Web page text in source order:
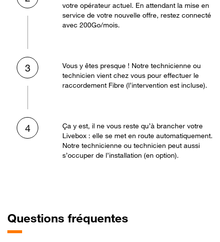
votre opérateur actuel. En attendant la mise en
service de votre nouvelle offre, restez connecté
avec 200Go/mois.
3
Vous y êtes presque ! Notre technicienne ou
technicien vient chez vous pour effectuer le
raccordement Fibre (l’intervention est incluse).
4
Ça y est, il ne vous reste qu’à brancher votre
Livebox : elle se met en route automatiquement.
Notre technicienne ou technicien peut aussi
s’occuper de l’installation (en option).
Questions fréquentes